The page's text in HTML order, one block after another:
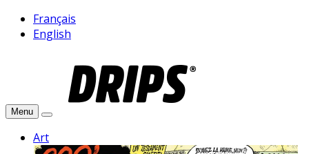
Français
English
Menu
Art